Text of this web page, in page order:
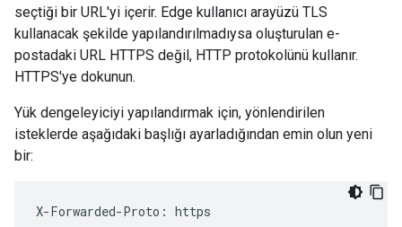
seçtiği bir URL'yi içerir. Edge kullanıcı arayüzü TLS
kullanacak şekilde yapılandırılmadıysa oluşturulan e-
postadaki URL HTTPS değil, HTTP protokolünü kullanır.
HTTPS'ye dokunun.
Yük dengeleyiciyi yapılandırmak için, yönlendirilen
isteklerde aşağıdaki başlığı ayarladığından emin olun yeni
bir:
X-Forwarded-Proto: https